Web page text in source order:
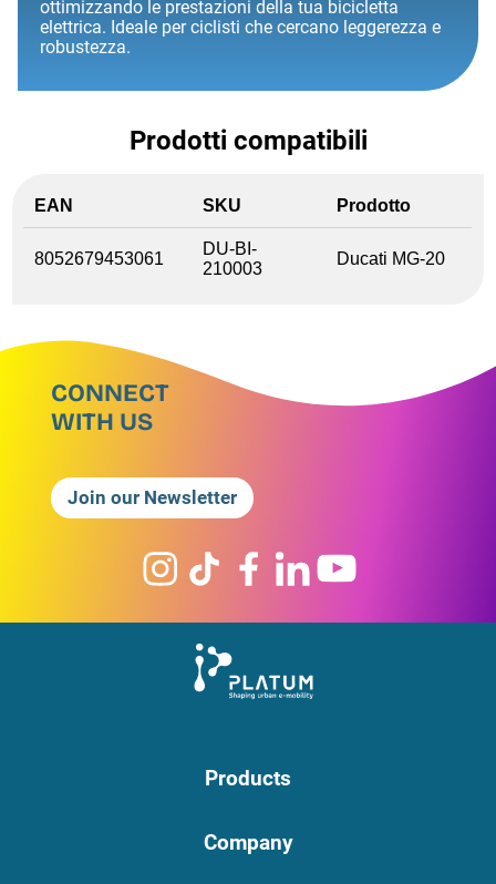
ottimizzando le prestazioni della tua bicicletta
elettrica. Ideale per ciclisti che cercano leggerezza e
robustezza.
Prodotti compatibili
EAN SKU Prodotto
8052679453061
DU-BI-
210003
Ducati MG-20
CONNECT
WITH US
Join our Newsletter
Products
Company